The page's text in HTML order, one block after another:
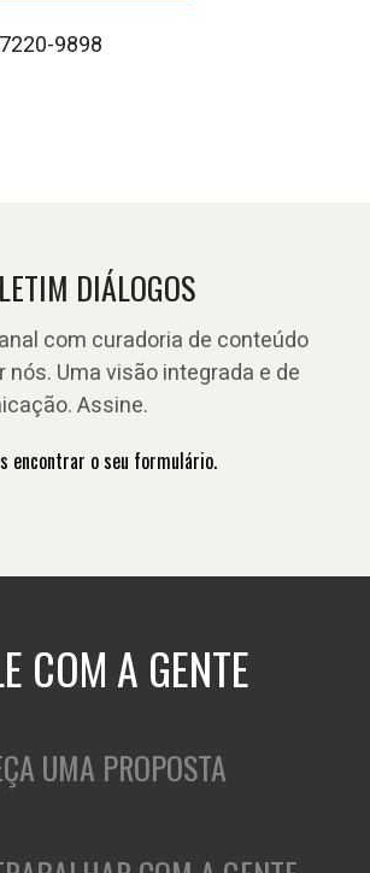
9898
DIÁLOGOS
com curadoria de conteúdo
nós. Uma visão integrada e de
Assine.
encontrar o seu formulário.
COM A GENTE
UMA PROPOSTA